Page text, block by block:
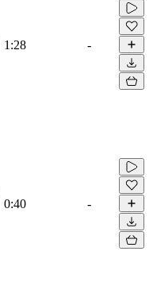
1:28 -
0:40 -